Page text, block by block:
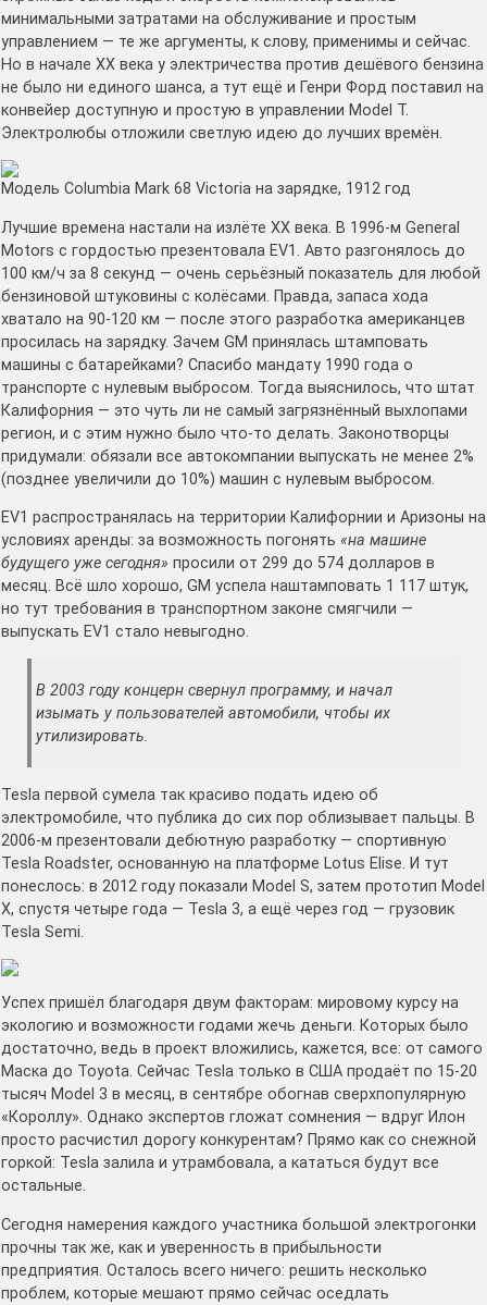
минимальными затратами на обслуживание и простым
управлением — те же аргументы, к слову, применимы и сейчас.
Но в начале XX века у электричества против дешёвого бензина
не было ни единого шанса, а тут ещё и Генри Форд поставил на
конвейер доступную и простую в управлении Model T.
Электролюбы отложили светлую идею до лучших времён.
Модель Columbia Mark 68 Victoria на зарядке, 1912 год
Лучшие времена настали на излёте XX века. В 1996-м General
Motors с гордостью презентовала EV1. Авто разгонялось до
100 км/ч за 8 секунд — очень серьёзный показатель для любой
бензиновой штуковины с колёсами. Правда, запаса хода
хватало на 90-120 км — после этого разработка американцев
просилась на зарядку. Зачем GM принялась штамповать
машины с батарейками? Спасибо мандату 1990 года о
транспорте с нулевым выбросом. Тогда выяснилось, что штат
Калифорния — это чуть ли не самый загрязнённый выхлопами
регион, и с этим нужно было что-то делать. Законотворцы
придумали: обязали все автокомпании выпускать не менее 2%
(позднее увеличили до 10%) машин с нулевым выбросом.
EV1 распространялась на территории Калифорнии и Аризоны на
условиях аренды: за возможность погонять «на машине
будущего уже сегодня» просили от 299 до 574 долларов в
месяц. Всё шло хорошо, GM успела наштамповать 1 117 штук,
но тут требования в транспортном законе смягчили —
выпускать EV1 стало невыгодно.
В 2003 году концерн свернул программу, и начал
изымать у пользователей автомобили, чтобы их
утилизировать.
Tesla первой сумела так красиво подать идею об
электромобиле, что публика до сих пор облизывает пальцы. В
2006-м презентовали дебютную разработку — спортивную
Tesla Roadster, основанную на платформе Lotus Elise. И тут
понеслось: в 2012 году показали Model S, затем прототип Model
X, спустя четыре года — Tesla 3, а ещё через год — грузовик
Tesla Semi.
Успех пришёл благодаря двум факторам: мировому курсу на
экологию и возможности годами жечь деньги. Которых было
достаточно, ведь в проект вложились, кажется, все: от самого
Маска до Toyota. Сейчас Tesla только в США продаёт по 15-20
тысяч Model 3 в месяц, в сентябре обогнав сверхпопулярную
«Короллу». Однако экспертов гложат сомнения — вдруг Илон
просто расчистил дорогу конкурентам? Прямо как со снежной
горкой: Tesla залила и утрамбовала, а кататься будут все
остальные.
Сегодня намерения каждого участника большой электрогонки
прочны так же, как и уверенность в прибыльности
предприятия. Осталось всего ничего: решить несколько
проблем, которые мешают прямо сейчас оседлать